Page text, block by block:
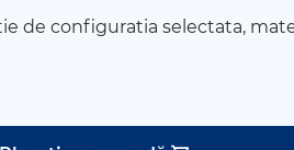
de configuratia selectata,